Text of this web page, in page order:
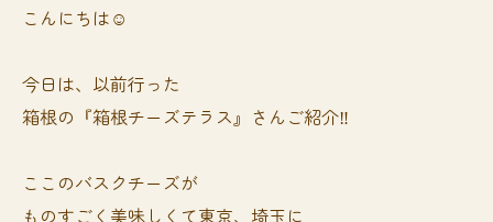
こんにちは☺️
今日は、以前行った
箱根の『箱根チーズテラス』さんご紹介‼️
ここのバスクチーズが
ものすごく美味しくて東京、埼玉に